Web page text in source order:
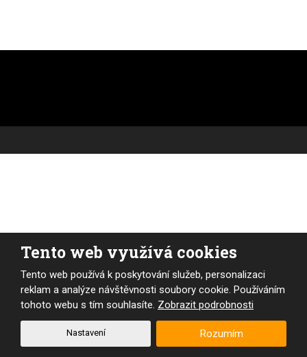
Tento web využívá cookies
Tento web používá k poskytování služeb, personalizaci
reklam a analýze návštěvnosti soubory cookie. Používáním
tohoto webu s tím souhlasíte. Zobrazit podrobnosti
Nastavení Rozumím